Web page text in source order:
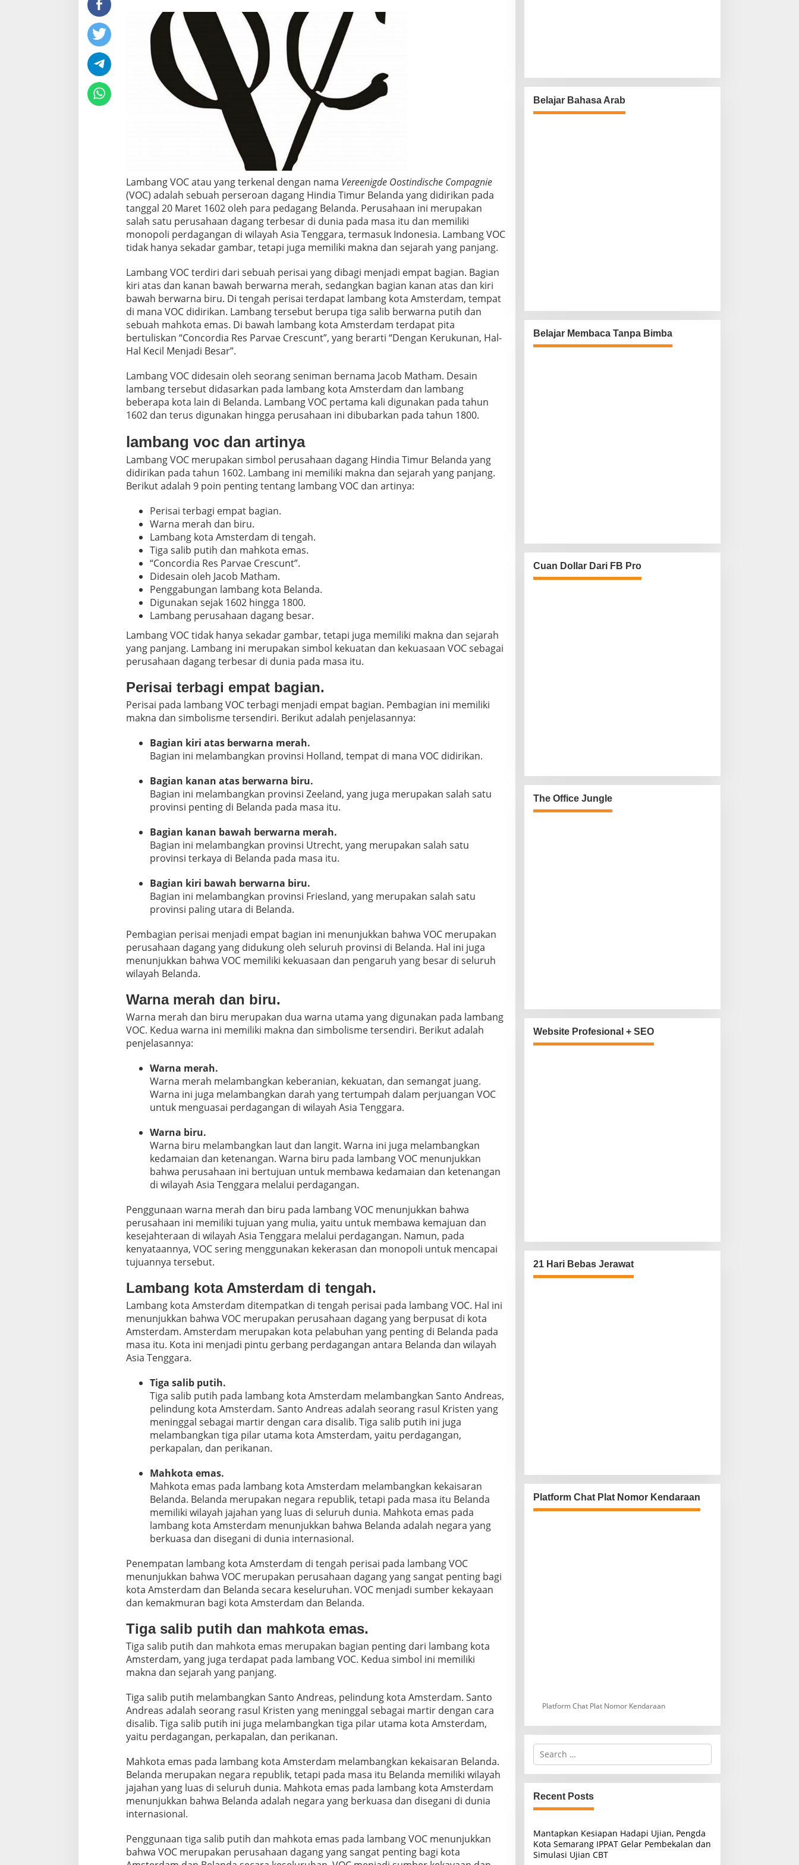
t
n
y
a
e
u
s
a
h
a
a
D
a
g
a
n
g
H
i
d
i
a
T
i
u
r
B
l
a
d
a
Lambang VOC atau yang terkenal dengan nama Vereenigde Oostindische Compagnie
(VOC) adalah sebuah perseroan dagang Hindia Timur Belanda yang didirikan pada
tanggal 20 Maret 1602 oleh para pedagang Belanda. Perusahaan ini merupakan
salah satu perusahaan dagang terbesar di dunia pada masa itu dan memiliki
monopoli perdagangan di wilayah Asia Tenggara, termasuk Indonesia. Lambang VOC
tidak hanya sekadar gambar, tetapi juga memiliki makna dan sejarah yang panjang.
Lambang VOC terdiri dari sebuah perisai yang dibagi menjadi empat bagian. Bagian
kiri atas dan kanan bawah berwarna merah, sedangkan bagian kanan atas dan kiri
bawah berwarna biru. Di tengah perisai terdapat lambang kota Amsterdam, tempat
di mana VOC didirikan. Lambang tersebut berupa tiga salib berwarna putih dan
sebuah mahkota emas. Di bawah lambang kota Amsterdam terdapat pita
bertuliskan “Concordia Res Parvae Crescunt”, yang berarti “Dengan Kerukunan, Hal-
Hal Kecil Menjadi Besar”.
Lambang VOC didesain oleh seorang seniman bernama Jacob Matham. Desain
lambang tersebut didasarkan pada lambang kota Amsterdam dan lambang
beberapa kota lain di Belanda. Lambang VOC pertama kali digunakan pada tahun
1602 dan terus digunakan hingga perusahaan ini dibubarkan pada tahun 1800.
lambang voc dan artinya
Lambang VOC merupakan simbol perusahaan dagang Hindia Timur Belanda yang
didirikan pada tahun 1602. Lambang ini memiliki makna dan sejarah yang panjang.
Berikut adalah 9 poin penting tentang lambang VOC dan artinya:
Perisai terbagi empat bagian.
Warna merah dan biru.
Lambang kota Amsterdam di tengah.
Tiga salib putih dan mahkota emas.
“Concordia Res Parvae Crescunt”.
Didesain oleh Jacob Matham.
Penggabungan lambang kota Belanda.
Digunakan sejak 1602 hingga 1800.
Lambang perusahaan dagang besar.
Lambang VOC tidak hanya sekadar gambar, tetapi juga memiliki makna dan sejarah
yang panjang. Lambang ini merupakan simbol kekuatan dan kekuasaan VOC sebagai
perusahaan dagang terbesar di dunia pada masa itu.
Perisai terbagi empat bagian.
Perisai pada lambang VOC terbagi menjadi empat bagian. Pembagian ini memiliki
makna dan simbolisme tersendiri. Berikut adalah penjelasannya:
Bagian kiri atas berwarna merah.
Bagian ini melambangkan provinsi Holland, tempat di mana VOC didirikan.
Bagian kanan atas berwarna biru.
Bagian ini melambangkan provinsi Zeeland, yang juga merupakan salah satu
provinsi penting di Belanda pada masa itu.
Bagian kanan bawah berwarna merah.
Bagian ini melambangkan provinsi Utrecht, yang merupakan salah satu
provinsi terkaya di Belanda pada masa itu.
Bagian kiri bawah berwarna biru.
Bagian ini melambangkan provinsi Friesland, yang merupakan salah satu
provinsi paling utara di Belanda.
Pembagian perisai menjadi empat bagian ini menunjukkan bahwa VOC merupakan
perusahaan dagang yang didukung oleh seluruh provinsi di Belanda. Hal ini juga
menunjukkan bahwa VOC memiliki kekuasaan dan pengaruh yang besar di seluruh
wilayah Belanda.
Warna merah dan biru.
Warna merah dan biru merupakan dua warna utama yang digunakan pada lambang
VOC. Kedua warna ini memiliki makna dan simbolisme tersendiri. Berikut adalah
penjelasannya:
Warna merah.
Warna merah melambangkan keberanian, kekuatan, dan semangat juang.
Warna ini juga melambangkan darah yang tertumpah dalam perjuangan VOC
untuk menguasai perdagangan di wilayah Asia Tenggara.
Warna biru.
Warna biru melambangkan laut dan langit. Warna ini juga melambangkan
kedamaian dan ketenangan. Warna biru pada lambang VOC menunjukkan
bahwa perusahaan ini bertujuan untuk membawa kedamaian dan ketenangan
di wilayah Asia Tenggara melalui perdagangan.
Penggunaan warna merah dan biru pada lambang VOC menunjukkan bahwa
perusahaan ini memiliki tujuan yang mulia, yaitu untuk membawa kemajuan dan
kesejahteraan di wilayah Asia Tenggara melalui perdagangan. Namun, pada
kenyataannya, VOC sering menggunakan kekerasan dan monopoli untuk mencapai
tujuannya tersebut.
Lambang kota Amsterdam di tengah.
Lambang kota Amsterdam ditempatkan di tengah perisai pada lambang VOC. Hal ini
menunjukkan bahwa VOC merupakan perusahaan dagang yang berpusat di kota
Amsterdam. Amsterdam merupakan kota pelabuhan yang penting di Belanda pada
masa itu. Kota ini menjadi pintu gerbang perdagangan antara Belanda dan wilayah
Asia Tenggara.
Tiga salib putih.
Tiga salib putih pada lambang kota Amsterdam melambangkan Santo Andreas,
pelindung kota Amsterdam. Santo Andreas adalah seorang rasul Kristen yang
meninggal sebagai martir dengan cara disalib. Tiga salib putih ini juga
melambangkan tiga pilar utama kota Amsterdam, yaitu perdagangan,
perkapalan, dan perikanan.
Mahkota emas.
Mahkota emas pada lambang kota Amsterdam melambangkan kekaisaran
Belanda. Belanda merupakan negara republik, tetapi pada masa itu Belanda
memiliki wilayah jajahan yang luas di seluruh dunia. Mahkota emas pada
lambang kota Amsterdam menunjukkan bahwa Belanda adalah negara yang
berkuasa dan disegani di dunia internasional.
Penempatan lambang kota Amsterdam di tengah perisai pada lambang VOC
menunjukkan bahwa VOC merupakan perusahaan dagang yang sangat penting bagi
kota Amsterdam dan Belanda secara keseluruhan. VOC menjadi sumber kekayaan
dan kemakmuran bagi kota Amsterdam dan Belanda.
Tiga salib putih dan mahkota emas.
Tiga salib putih dan mahkota emas merupakan bagian penting dari lambang kota
Amsterdam, yang juga terdapat pada lambang VOC. Kedua simbol ini memiliki
makna dan sejarah yang panjang.
Tiga salib putih melambangkan Santo Andreas, pelindung kota Amsterdam. Santo
Andreas adalah seorang rasul Kristen yang meninggal sebagai martir dengan cara
disalib. Tiga salib putih ini juga melambangkan tiga pilar utama kota Amsterdam,
yaitu perdagangan, perkapalan, dan perikanan.
Mahkota emas pada lambang kota Amsterdam melambangkan kekaisaran Belanda.
Belanda merupakan negara republik, tetapi pada masa itu Belanda memiliki wilayah
jajahan yang luas di seluruh dunia. Mahkota emas pada lambang kota Amsterdam
menunjukkan bahwa Belanda adalah negara yang berkuasa dan disegani di dunia
internasional.
Penggunaan tiga salib putih dan mahkota emas pada lambang VOC menunjukkan
bahwa VOC merupakan perusahaan dagang yang sangat penting bagi kota
Belajar Bahasa Arab
Belajar Membaca Tanpa Bimba
Cuan Dollar Dari FB Pro
The Office Jungle
Website Profesional + SEO
21 Hari Bebas Jerawat
Platform Chat Plat Nomor Kendaraan
Platform Chat Plat Nomor Kendaraan
S
r
c
h
f
r
:
Recent Posts
Mantapkan Kesiapan Hadapi Ujian, Pengda
Kota Semarang IPPAT Gelar Pembekalan dan
Simulasi Ujian CBT